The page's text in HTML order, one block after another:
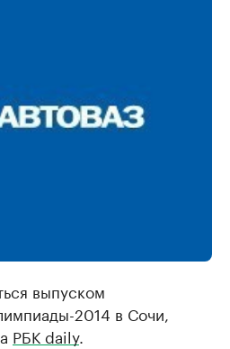
выпуском
2014 в Сочи,
РБК daily.